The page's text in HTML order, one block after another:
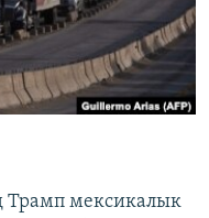
мексикалык